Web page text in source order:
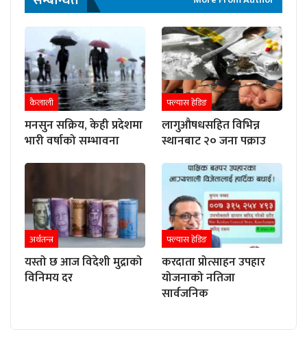
कैलाली
मनसुन सक्रिय, केही प्रदेशमा
भारी वर्षाको सम्भावना
फ्ल्यास हेडिङ
लागुऔषधसहित विभिन्न
स्थानबाट २० जना पक्राउ
अर्थतन्त्र
यस्तो छ आज विदेशी मुद्राको
विनिमय दर
फ्ल्यास हेडिङ
करदाता प्रोत्साहन उपहार
योजनाको नतिजा
सार्वजनिक